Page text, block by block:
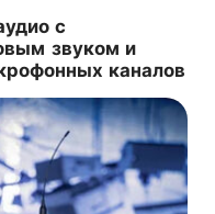
с
звуком и
каналов